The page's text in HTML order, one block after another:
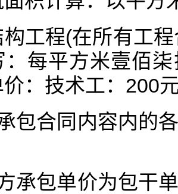
构工程(在所有工
：每平方米壹佰
：技术工：200
包合同内容内的
承包单价为包干